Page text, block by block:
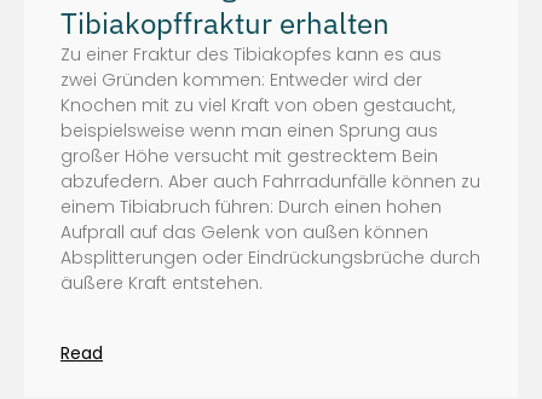
Tibiakopffraktur erhalten
Zu einer Fraktur des Tibiakopfes kann es aus
zwei Gründen kommen: Entweder wird der
Knochen mit zu viel Kraft von oben gestaucht,
beispielsweise wenn man einen Sprung aus
großer Höhe versucht mit gestrecktem Bein
abzufedern. Aber auch Fahrradunfälle können zu
einem Tibiabruch führen: Durch einen hohen
Aufprall auf das Gelenk von außen können
Absplitterungen oder Eindrückungsbrüche durch
äußere Kraft entstehen.
Read